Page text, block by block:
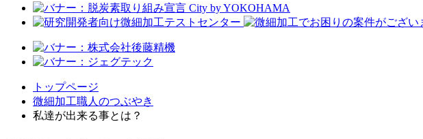
トップページ
微細加工職人のつぶやき
私達が出来る事とは？